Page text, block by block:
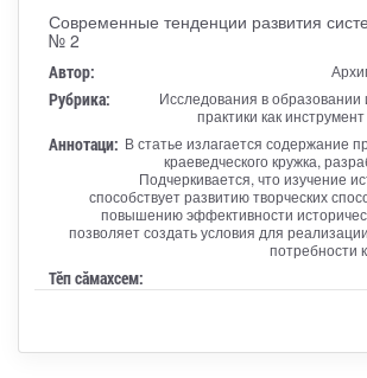
Современные тенденции развития
№ 2
Автор:
Рубрика:
Исследования в
практики как
Аннотаци: В статье излагается содержание
краеведческого кружка,
Подчеркивается, что изучение
способствует развитию творческих
повышению эффективности
позволяет создать условия для
потребности
Тӗп сӑмахсем: